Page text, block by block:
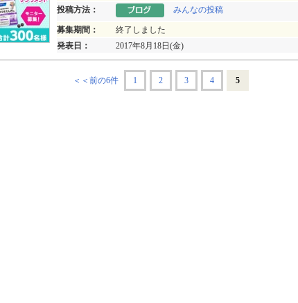
投稿方法：
みんなの投稿
募集期間：
終了しました
発表日：
2017年8月18日(金)
＜＜前の6件 1 2 3 4 5